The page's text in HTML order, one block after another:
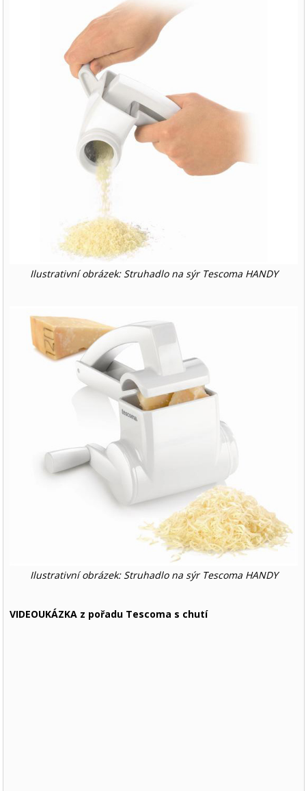
Ilustrativní obrázek: Struhadlo na sýr Tescoma HANDY
Ilustrativní obrázek: Struhadlo na sýr Tescoma HANDY
VIDEOUKÁZKA z pořadu Tescoma s chutí